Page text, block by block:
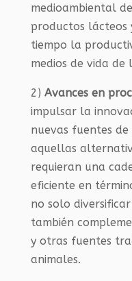
medioambiental
productos lácteos
tiempo la
medios de vida de
2) Avances en
impulsar la
nuevas fuentes
aquellas
requieran una
eficiente en
no solo
también
y otras fuentes
animales.